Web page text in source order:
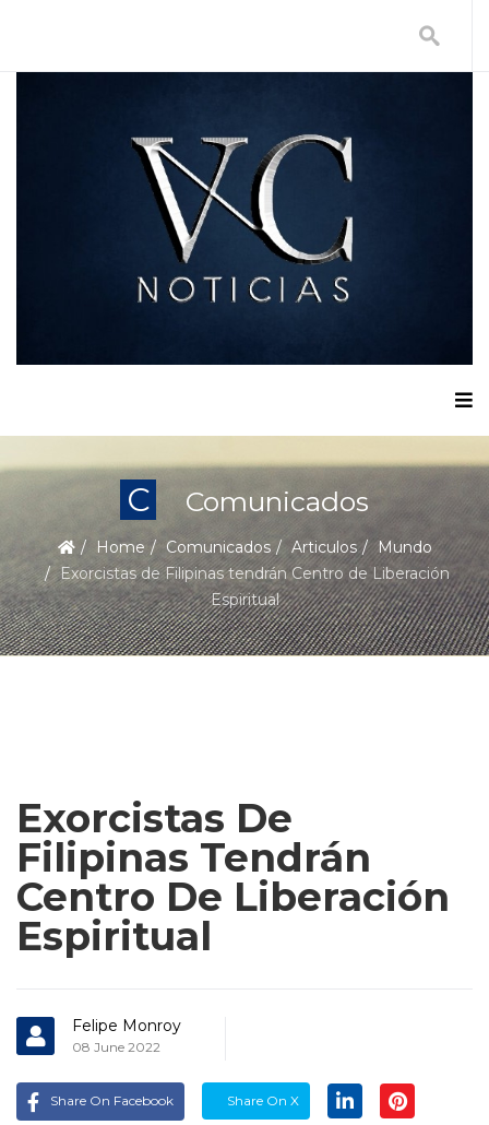
C Comunicados
Home Comunicados Articulos
Mundo
Exorcistas de Filipinas tendrán Centro de Liberación
Espiritual
Exorcistas De
Filipinas Tendrán
Centro De Liberación
Espiritual
Felipe Monroy
08 June 2022
Share On Facebook Share On X